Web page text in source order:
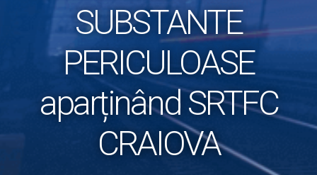
SUBSTANTE
PERICULOASE
aparținând SRTFC
CRAIOVA